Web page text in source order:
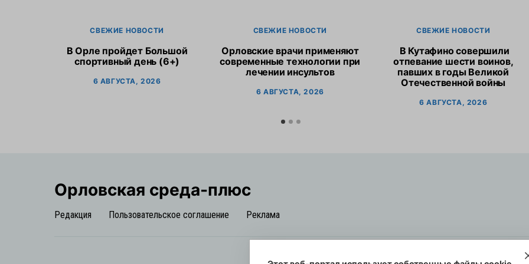
СВЕЖИЕ НОВОСТИ
В Орле пройдет Большой
спортивный день (6+)
6 АВГУСТА, 2026
СВЕЖИЕ НОВОСТИ
Орловские врачи применяют
современные технологии при
лечении инсультов
6 АВГУСТА, 2026
СВЕЖИЕ НОВОСТИ
В Кутафино совершили
отпевание шести воинов,
павших в годы Великой
Отечественной войны
6 АВГУСТА, 2026
Орловская cреда-плюс
Редакция Пользовательское соглашение Реклама